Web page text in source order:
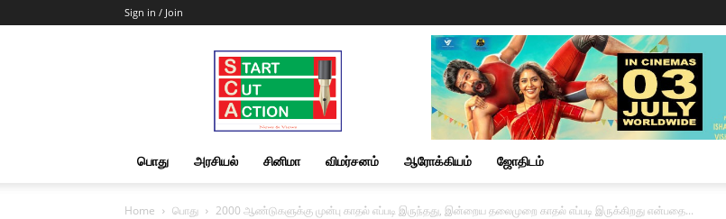
Sign in / Join
Start
Cut
Action
|
News
&
பொது அரசியல் சினிமா விமர்சனம் ஆரோக்கியம் ஜோதிடம்
Home பொது 2000 ஆண்டுகளுக்கு முன்பு காதல் எப்படி இருந்தது, இன்றைய தலைமுறை காதல் எப்படி இருக்கிறது என்பதை...